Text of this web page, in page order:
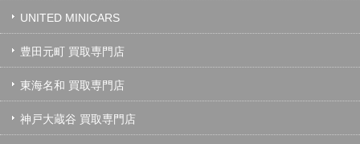
UNITED MINICARS
豊田元町 買取専門店
東海名和 買取専門店
神戸大蔵谷 買取専門店